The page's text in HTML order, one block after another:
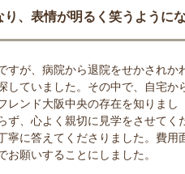
、表情が明るく笑うようにな
すが、病院から退院をせかされか
していました。その中で、自宅か
レンド大阪中央の存在を知りまし
ず、心よく親切に見学をさせてく
寧に答えてくださりました。費用
願いすることにしました。